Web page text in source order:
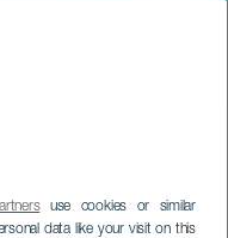
use cookies or similar
data like your visit on this